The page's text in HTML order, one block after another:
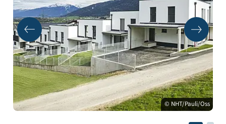
© NHT/Pauli/Oss